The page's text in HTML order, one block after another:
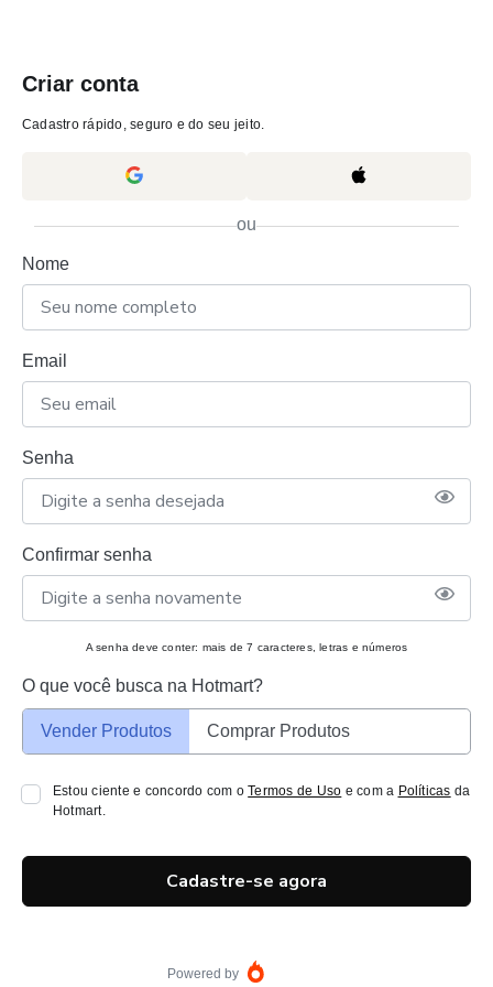
Criar conta
Cadastro rápido, seguro e do seu jeito.
ou
Nome
Email
Senha
Confirmar senha
A senha deve conter: mais de 7 caracteres, letras e números
O que você busca na Hotmart?
Vender Produtos Comprar Produtos
Estou ciente e concordo com oTermos de Uso e com a Políticas da
Hotmart.
Cadastre-se agora
Powered by